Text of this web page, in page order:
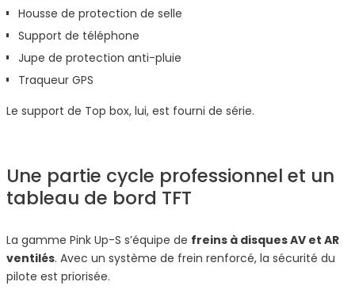
Housse de protection de selle
Support de téléphone
Jupe de protection anti-pluie
Traqueur GPS
Le support de Top box, lui, est fourni de série.
Une partie cycle professionnel et un
tableau de bord TFT
La gamme Pink Up-S s’équipe de freins à disques AV et AR
ventilés. Avec un système de frein renforcé, la sécurité du
pilote est priorisée.